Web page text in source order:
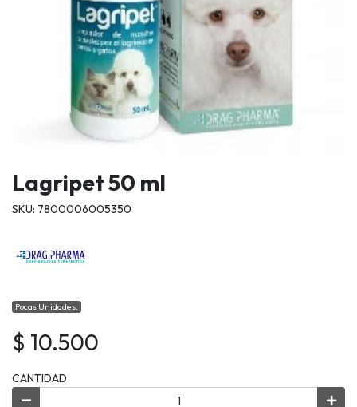
Lagripet 50 ml
SKU: 7800006005350
Pocas Unidades.
$ 10.500
CANTIDAD